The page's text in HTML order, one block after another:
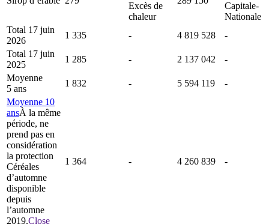
Excès de
chaleur
Capitale-
Nationale
Total 17 juin
2026
1 335 - 4 819 528
-
Total 17 juin
2025
1 285 - 2 137 042
-
Moyenne
5 ans
1 832 - 5 594 119
-
Moyenne 10
ansÀ la même
période, ne
prend pas en
considération
la protection
Céréales
d’automne
disponible
depuis
l’automne
2019.Close
1 364 - 4 260 839 -